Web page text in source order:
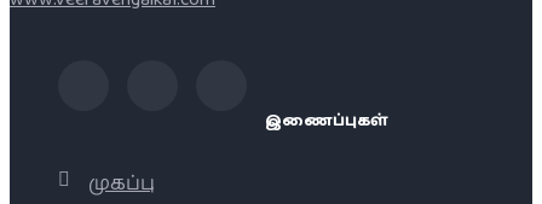
இணைப்புகள்
முகப்பு